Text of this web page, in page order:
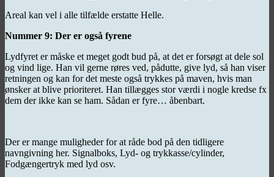
Areal kan vel i alle tilfælde erstatte Helle.
Nummer 9: Der er også fyrene
Lydfyret er måske et meget godt bud på, at det er forsøgt at dele sol
og vind lige. Han vil gerne røres ved, pådutte, give lyd, så han viser
retningen og kan for det meste også trykkes på maven, hvis man
ønsker at blive prioriteret. Han tillægges stor værdi i nogle kredse fx
dem der ikke kan se ham. Sådan er fyre… åbenbart.
Der er mange muligheder for at råde bod på den tidligere
navngivning her. Signalboks, Lyd- og trykkasse/cylinder,
Fodgængertryk med lyd osv.